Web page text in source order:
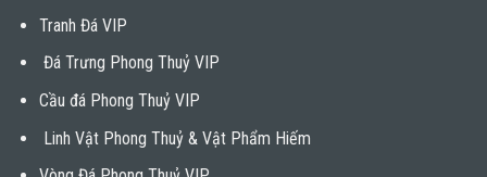
Tranh Đá VIP
Đá Trưng Phong Thuỷ VIP
Cầu đá Phong Thuỷ VIP
Linh Vật Phong Thuỷ & Vật Phẩm Hiếm